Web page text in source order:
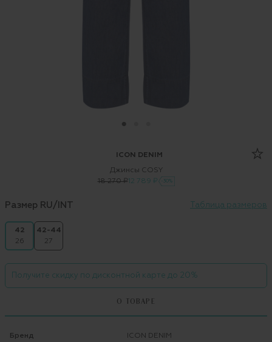
ICON DENIM
Джинсы COSY
18 270 ₽ 12 789 ₽ -30%
Размер RU/INT Таблица размеров
42
26
42-44
27
Получите скидку по дисконтной карте до 20%
О ТОВАРЕ
Бренд ICON DENIM